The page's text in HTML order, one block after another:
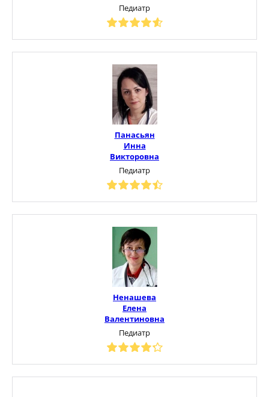
Педиатр
Панасьян
Инна
Викторовна
Педиатр
Ненашева
Елена
Валентиновна
Педиатр